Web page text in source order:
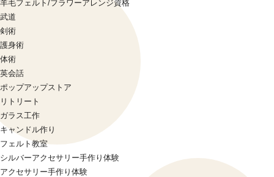
羊毛フェルト/フラワーアレンジ資格
武道
剣術
護身術
体術
英会話
ポップアップストア
リトリート
ガラス工作
キャンドル作り
フェルト教室
シルバーアクセサリー手作り体験
アクセサリー手作り体験